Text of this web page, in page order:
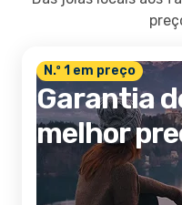
N.º 1 em preço
Garantia
melhor